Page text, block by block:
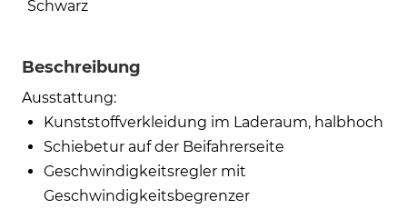
Schwarz
Beschreibung
Ausstattung:
Kunststoffverkleidung im Laderaum, halbhoch
Schiebetur auf der Beifahrerseite
Geschwindigkeitsregler mit
Geschwindigkeitsbegrenzer